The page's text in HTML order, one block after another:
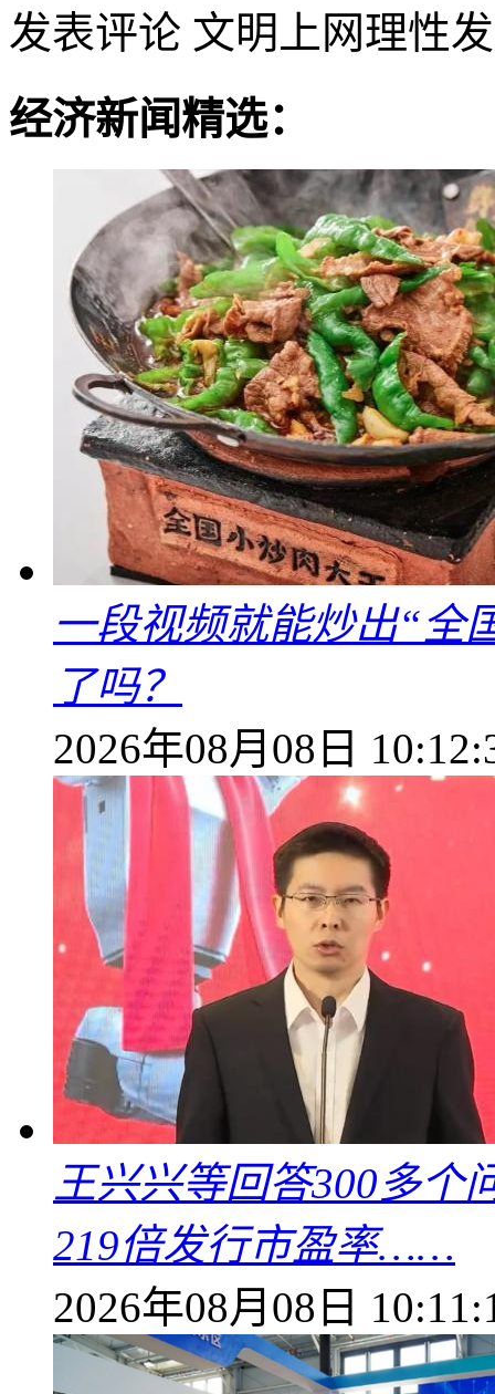
发表评论 文明上网理性
经济新闻精选：
一段视频就能炒出“全
了吗？
2026年08月08日
王兴兴等回答300多个
219倍发行市盈率……
2026年08月08日